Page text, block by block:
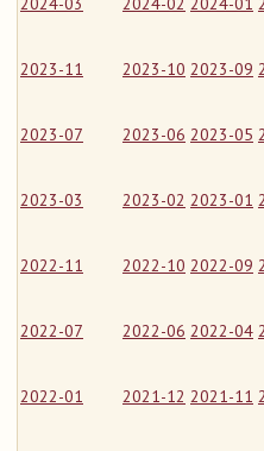
2023-11 2023-10 2023-09
2023-07 2023-06 2023-05
2023-03 2023-02 2023-01
2022-11 2022-10 2022-09
2022-07 2022-06 2022-04
2022-01 2021-12 2021-11